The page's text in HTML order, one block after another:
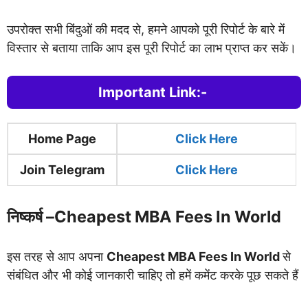
उपरोक्त सभी बिंदुओं की मदद से, हमने आपको पूरी रिपोर्ट के बारे में
विस्तार से बताया ताकि आप इस पूरी रिपोर्ट का लाभ प्राप्त कर सकें।
Important Link:-
Home Page Click Here
Join Telegram Click Here
निष्कर्ष –Cheapest MBA Fees In World
इस तरह से आप अपना Cheapest MBA Fees In Worldसे
संबंधित और भी कोई जानकारी चाहिए तो हमें कमेंट करके पूछ सकते हैं